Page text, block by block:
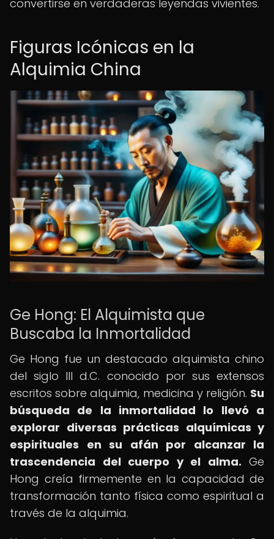
convertirse en verdaderas leyendas vivientes.
Figuras Icónicas en la
Alquimia China
Ge Hong: El Alquimista que
Buscaba la Inmortalidad
Ge Hong fue un destacado alquimista chino
del siglo III d.C. conocido por sus extensos
escritos sobre alquimia, medicina y religión. Su
búsqueda de la inmortalidad lo llevó a
explorar diversas prácticas alquímicas y
espirituales en su afán por alcanzar la
trascendencia del cuerpo y el alma. Ge
Hong creía firmemente en la capacidad de
transformación tanto física como espiritual a
través de la alquimia.